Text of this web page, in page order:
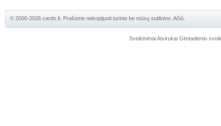
© 2000-2026 cards.lt. Prašome nekopijuoti turinio be mūsų sutikimo. Ačiū.
Sveikinimai Atvirukai Gimtadienio